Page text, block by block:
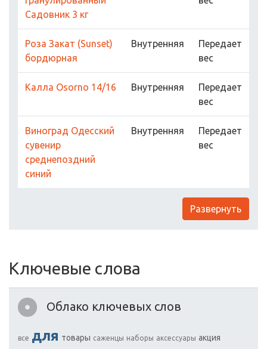
Садовник 3 кг
Роза Закат (Sunset)
бордюрная
Внутренняя
Передает
вес
Калла Osorno 14/16 Внутренняя
Передает
вес
Виноград Одесский
сувенир
среднепоздний
синий
Внутренняя
Передает
вес
Развернуть
Ключевые слова
Облако ключевых слов
все для товары саженцы наборы аксессуары акция